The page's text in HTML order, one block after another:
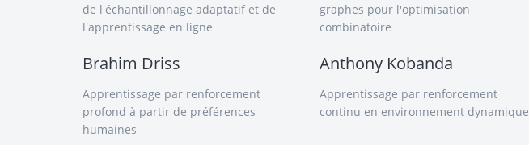
de l'échantillonnage adaptatif et de
l'apprentissage en ligne
graphes pour l'optimisation
combinatoire
Brahim Driss
Apprentissage par renforcement
profond à partir de préférences
humaines
Anthony Kobanda
Apprentissage par renforcement
continu en environnement dynamique